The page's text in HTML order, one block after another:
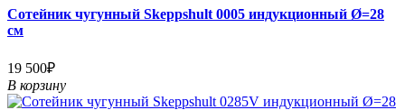
Сотейник чугунный Skeppshult 0005 индукционный Ø=28
см
19 500₽
В корзину